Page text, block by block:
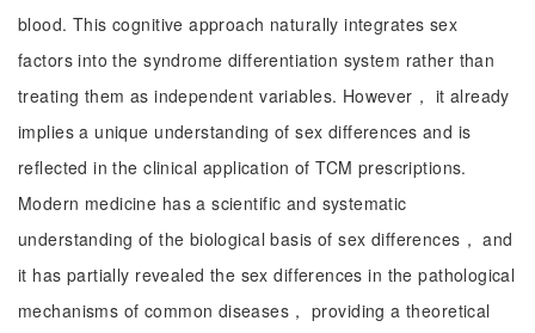
blood. This cognitive approach naturally integrates sex
factors into the syndrome differentiation system rather than
treating them as independent variables. However， it already
implies a unique understanding of sex differences and is
reflected in the clinical application of TCM prescriptions.
Modern medicine has a scientific and systematic
understanding of the biological basis of sex differences， and
it has partially revealed the sex differences in the pathological
mechanisms of common diseases， providing a theoretical